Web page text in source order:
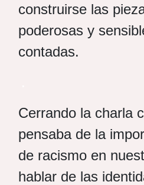
construirse las
poderosas y
contadas.
Cerrando la charla
pensaba de la
de racismo en
hablar de las